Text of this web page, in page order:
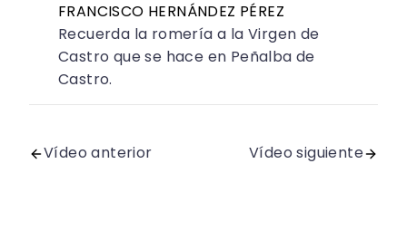
FRANCISCO HERNÁNDEZ PÉREZ
Recuerda la romería a la Virgen de
Castro que se hace en Peñalba de
Castro.
Vídeo anterior Vídeo siguiente